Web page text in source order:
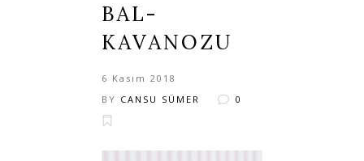
BAL-
KAVANOZU
6 Kasım 2018
BY CANSU SÜMER 0